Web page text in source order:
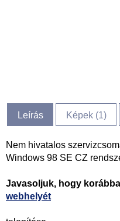
Leírás Képek (1)
Nem hivatalos
Windows 98 SE CZ
Javasoljuk, hogy
webhelyét